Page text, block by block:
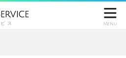
ス

Menu